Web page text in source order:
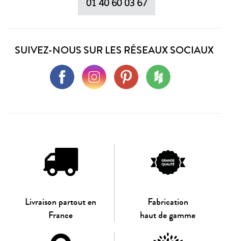
01 40 60 03 67
SUIVEZ-NOUS SUR LES RÉSEAUX SOCIAUX
Livraison partout en
France
Fabrication
haut de gamme